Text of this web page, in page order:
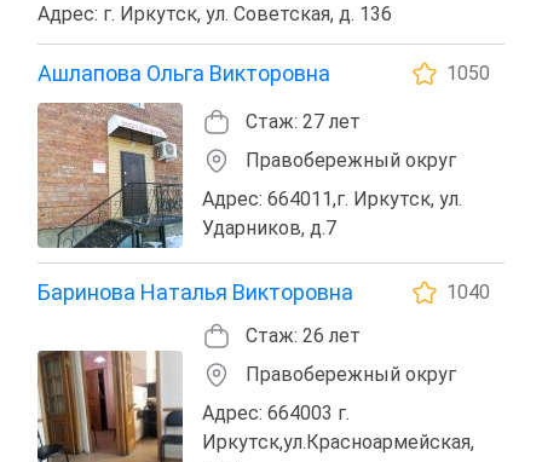
Адрес: г. Иркутск, ул. Советская, д. 136
Ашлапова Ольга Викторовна 1050
Стаж: 27 лет
Правобережный округ
Адрес: 664011,г. Иркутск, ул.
Ударников, д.7
Баринова Наталья Викторовна
1040
Стаж: 26 лет
Правобережный округ
Адрес: 664003 г.
Иркутск,ул.Красноармейская,